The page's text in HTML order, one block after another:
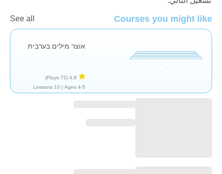
Courses you might like
See all
אוצר מילים בערבית
4,8
(72 Plays)
Ages 4-5 |
10 Lessons